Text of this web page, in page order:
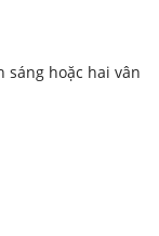
sáng hoặc hai vân